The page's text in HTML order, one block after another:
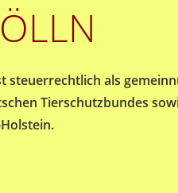
steuerrechtlich als
Tierschutzbundes